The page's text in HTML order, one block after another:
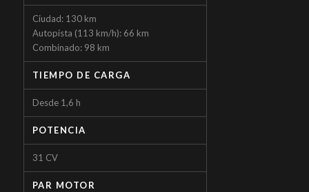
Ciudad: 130 km
Autopista (113 km/h): 66 km
Combinado: 98 km
TIEMPO DE CARGA
Desde 1,6 h
POTENCIA
31 CV
PAR MOTOR